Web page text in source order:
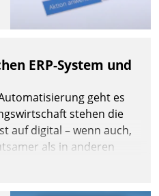
ERP-System und
geht es
stehen die
auf digital – wenn auch,
als in anderen